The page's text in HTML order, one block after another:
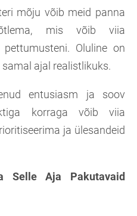
mõju võib meid panna
mis võib viia
Oluline on
ajal realistlikuks.
entusiasm ja soov
korraga võib viia
ja ülesandeid
Selle Aja Pakutavaid